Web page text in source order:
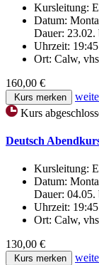
Kursleitung:
Datum:
Dauer: 23.02.
Uhrzeit:
Ort: Calw,
160,00 €
Kurs merken
Kurs
Deutsch
Kursleitung:
Datum:
Dauer: 04.05.
Uhrzeit:
Ort: Calw,
130,00 €
Kurs merken